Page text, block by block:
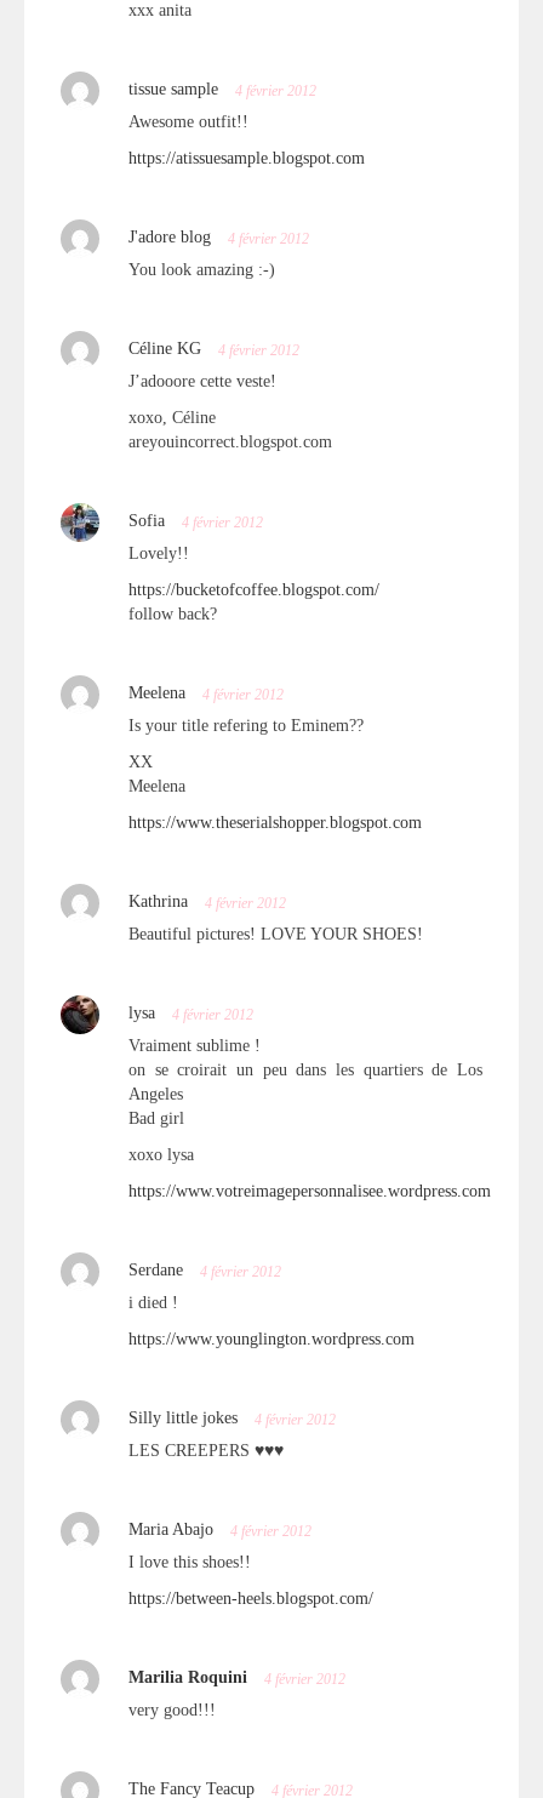
xxx anita
tissue sample 4 février 2012
Awesome outfit!!
https://atissuesample.blogspot.com
J'adore blog 4 février 2012
You look amazing :-)
Céline KG 4 février 2012
J’adooore cette veste!
xoxo, Céline
areyouincorrect.blogspot.com
Sofia 4 février 2012
Lovely!!
https://bucketofcoffee.blogspot.com/
follow back?
Meelena 4 février 2012
Is your title refering to Eminem??
XX
Meelena
https://www.theserialshopper.blogspot.com
Kathrina 4 février 2012
Beautiful pictures! LOVE YOUR SHOES!
lysa 4 février 2012
Vraiment sublime !
on se croirait un peu dans les quartiers de Los
Angeles
Bad girl
xoxo lysa
https://www.votreimagepersonnalisee.wordpress.com
Serdane 4 février 2012
i died !
https://www.younglington.wordpress.com
Silly little jokes 4 février 2012
LES CREEPERS ♥♥♥
Maria Abajo 4 février 2012
I love this shoes!!
https://between-heels.blogspot.com/
Marilia Roquini 4 février 2012
very good!!!
The Fancy Teacup 4 février 2012